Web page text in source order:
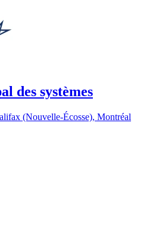
des systèmes
(Nouvelle-Écosse), Montréal